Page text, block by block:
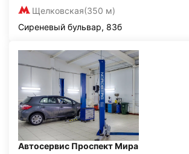
Щелковская(350 м)
Сиреневый бульвар, 83б
Автосервис Проспект Мира